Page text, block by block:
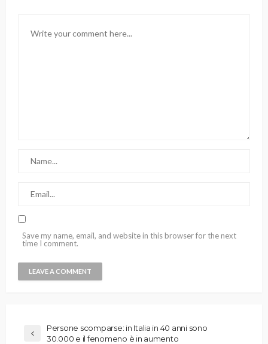
Save my name, email, and website in this browser for the next
time I comment.
Persone scomparse: in Italia in 40 anni sono
30.000 e il fenomeno è in aumento